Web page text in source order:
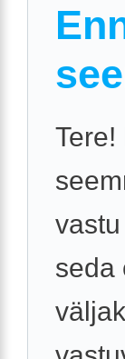
seda